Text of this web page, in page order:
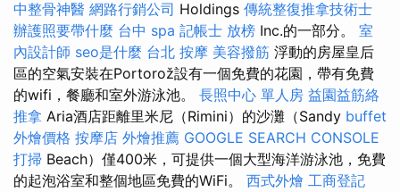
中整骨神醫 網路行銷公司 Holdings 傳統整復推拿技術士
辦護照要帶什麼 台中 spa 記帳士 放榜 Inc.的一部分。 室
內設計師 seo是什麼 台北 按摩 美容撥筋 浮動的房屋皇后
區的空氣安裝在Portorož設有一個免費的花園，帶有免費
的wifi，餐廳和室外游泳池。 長照中心 單人房 益園益筋絡
推拿 Aria酒店距離里米尼（Rimini）的沙灘（Sandy buffet
外燴價格 按摩店 外燴推薦 GOOGLE SEARCH CONSOLE
打掃 Beach）僅400米，可提供一個大型海洋游泳池，免費
的起泡浴室和整個地區免費的WiFi。 西式外燴 工商登記